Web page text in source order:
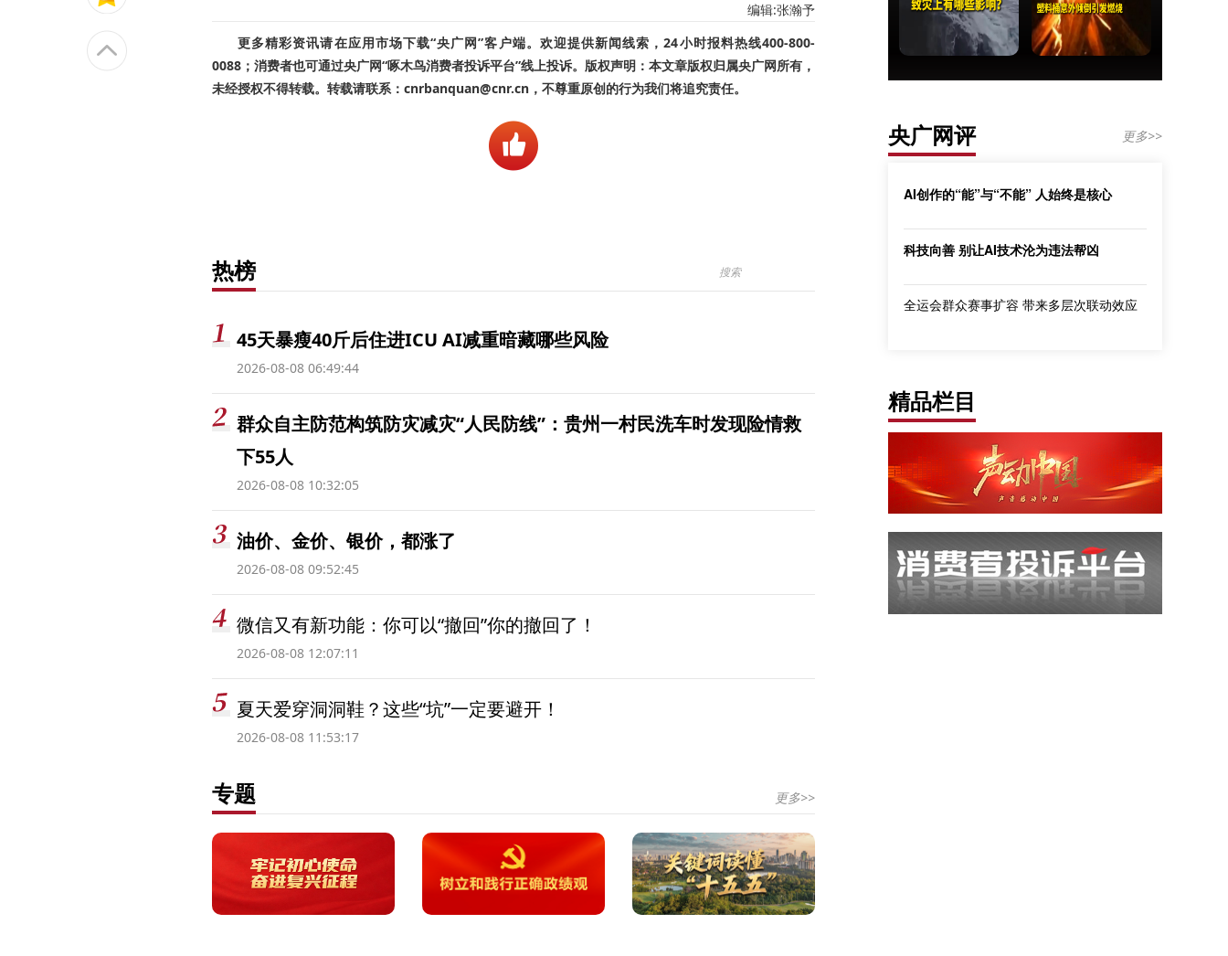
编辑:张瀚予
更多精彩资讯请在应用市场下载“央广网”客户端。欢迎提供新闻线索，24小时报料热线400-800-
0088；消费者也可通过央广网“啄木鸟消费者投诉平台”线上投诉。版权声明：本文章版权归属央广网所有，
未经授权不得转载。转载请联系：cnrbanquan@cnr.cn，不尊重原创的行为我们将追究责任。
热榜
45天暴瘦40斤后住进ICU AI减重暗藏哪些风险
2026-08-08 06:49:44
群众自主防范构筑防灾减灾“人民防线”：贵州一村民洗车时发现险情救
下55人
2026-08-08 10:32:05
油价、金价、银价，都涨了
2026-08-08 09:52:45
微信又有新功能：你可以“撤回”你的撤回了！
2026-08-08 12:07:11
夏天爱穿洞洞鞋？这些“坑”一定要避开！
2026-08-08 11:53:17
专题 更多>>
央广网评 更多>>
AI创作的“能”与“不能” 人始终是核心
科技向善 别让AI技术沦为违法帮凶
全运会群众赛事扩容 带来多层次联动效应
精品栏目